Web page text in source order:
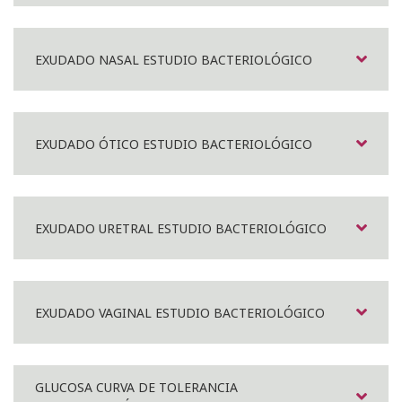
EXUDADO NASAL ESTUDIO BACTERIOLÓGICO
EXUDADO ÓTICO ESTUDIO BACTERIOLÓGICO
EXUDADO URETRAL ESTUDIO BACTERIOLÓGICO
EXUDADO VAGINAL ESTUDIO BACTERIOLÓGICO
GLUCOSA CURVA DE TOLERANCIA